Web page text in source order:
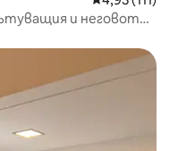
и неговото